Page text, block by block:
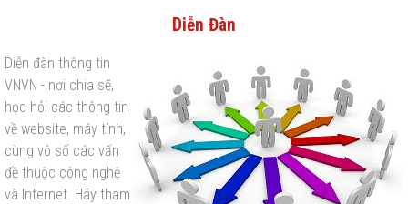
Diễn Đàn
Diễn đàn thông tin
VNVN - nơi chia sẽ,
học hỏi các thông tin
về website, máy tính,
cùng vô số các vấn
đề thuộc công nghệ
và Internet. Hãy tham